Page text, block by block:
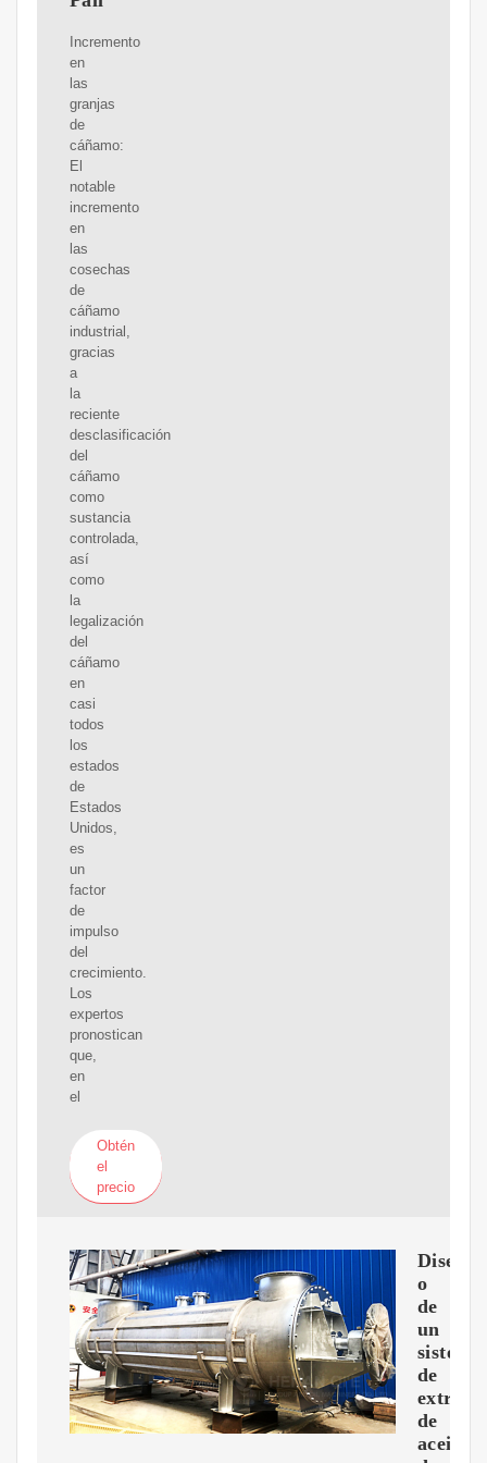
Incremento
en
las
granjas
de
cáñamo:
El
notable
incremento
en
las
cosechas
de
cáñamo
industrial,
gracias
a
la
reciente
desclasificación
del
cáñamo
como
sustancia
controlada,
así
como
la
legalización
del
cáñamo
en
casi
todos
los
estados
de
Estados
Unidos,
es
un
factor
de
impulso
del
crecimiento.
Los
expertos
pronostican
que,
en
el
Obtén
el
precio
Dise?
o
de
un
sistema
de
de
aceite